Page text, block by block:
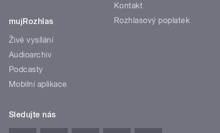
mujRozhlas
Živé vysílání
Audioarchiv
Podcasty
Mobilní aplikace
Kontakt
Rozhlasový poplatek
Sledujte nás